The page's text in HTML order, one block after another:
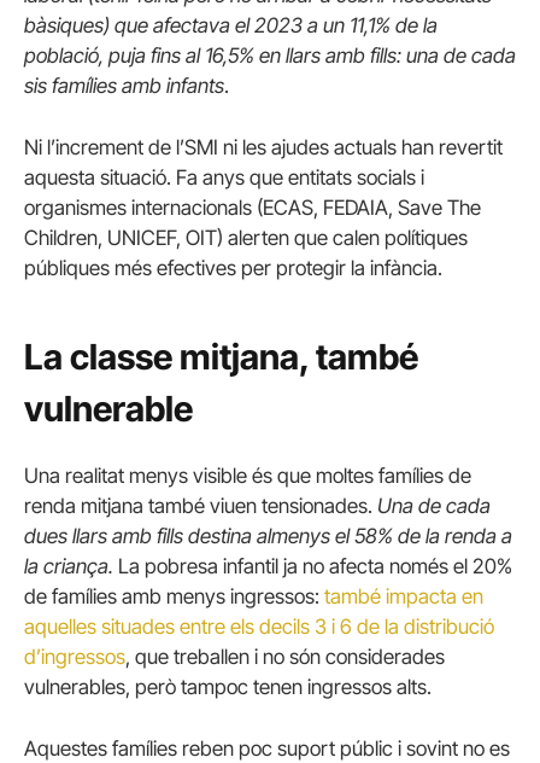
bàsiques) que afectava el 2023 a un 11,1% de la
població, puja fins al 16,5% en llars amb fills: una de cada
sis famílies amb infants.
Ni l’increment de l’SMI ni les ajudes actuals han revertit
aquesta situació. Fa anys que entitats socials i
organismes internacionals (ECAS, FEDAIA, Save The
Children, UNICEF, OIT) alerten que calen polítiques
públiques més efectives per protegir la infància.
La classe mitjana, també
vulnerable
Una realitat menys visible és que moltes famílies de
renda mitjana també viuen tensionades. Una de cada
dues llars amb fills destina almenys el 58% de la renda a
la criança. La pobresa infantil ja no afecta només el 20%
de famílies amb menys ingressos: també impacta en
aquelles situades entre els decils 3 i 6 de la distribució
d’ingressos, que treballen i no són considerades
vulnerables, però tampoc tenen ingressos alts.
Aquestes famílies reben poc suport públic i sovint no es